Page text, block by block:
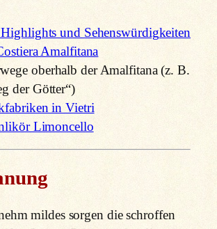
und Sehenswürdigkeiten
Amalfitana
oberhalb der Amalfitana (z. B.
der Götter“)
in Vietri
Limoncello
mildes sorgen die schroffen